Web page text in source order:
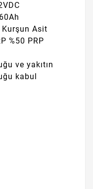
Kurşun Asit
%50 PRP
ve yakıtın
kabul